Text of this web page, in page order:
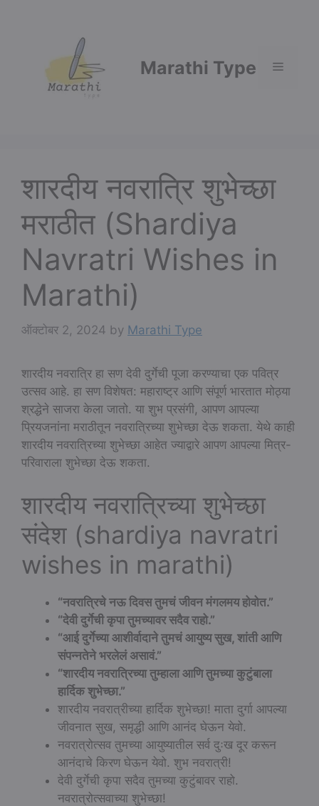
Marathi Type Menu
शारदीय नवरात्रि शुभेच्छा
मराठीत (Shardiya
Navratri Wishes in
Marathi)
ऑक्टोबर 2, 2024 by Marathi Type
शारदीय नवरात्रि हा सण देवी दुर्गेची पूजा करण्याचा एक पवित्र
उत्सव आहे. हा सण विशेषत: महाराष्ट्र आणि संपूर्ण भारतात मोठ्या
श्रद्धेने साजरा केला जातो. या शुभ प्रसंगी, आपण आपल्या
प्रियजनांना मराठीतून नवरात्रिच्या शुभेच्छा देऊ शकता. येथे काही
शारदीय नवरात्रिच्या शुभेच्छा आहेत ज्याद्वारे आपण आपल्या मित्र-
परिवाराला शुभेच्छा देऊ शकता.
शारदीय नवरात्रिच्या शुभेच्छा
संदेश (shardiya navratri
wishes in marathi)
“नवरात्रिचे नऊ दिवस तुमचं जीवन मंगलमय होवोत.”
“देवी दुर्गेची कृपा तुमच्यावर सदैव राहो.”
“आई दुर्गेच्या आशीर्वादाने तुमचं आयुष्य सुख, शांती आणि
संपन्नतेने भरलेलं असावं.”
“शारदीय नवरात्रिच्या तुम्हाला आणि तुमच्या कुटुंबाला
हार्दिक शुभेच्छा.”
शारदीय नवरात्रीच्या हार्दिक शुभेच्छा! माता दुर्गा आपल्या
जीवनात सुख, समृद्धी आणि आनंद घेऊन येवो.
नवरात्रोत्सव तुमच्या आयुष्यातील सर्व दुःख दूर करून
आनंदाचे किरण घेऊन येवो. शुभ नवरात्री!
देवी दुर्गेची कृपा सदैव तुमच्या कुटुंबावर राहो.
नवरात्रोत्सवाच्या शुभेच्छा!